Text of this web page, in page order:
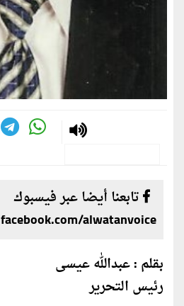
تابعنا أيضا عبر فيسبوك
facebook.com/alwatanvoice
بقلم : عبدالله عيسى
رئيس التحرير